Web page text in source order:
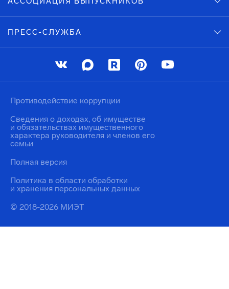
ПРЕСС-СЛУЖБА
© 2018-2026 МИЭТ
Политика в области обработки
и хранения персональных данных
Противодействие коррупции
Сведения о доходах, об имуществе
и обязательствах имущественного
характера руководителя и членов его
семьи
Полная версия